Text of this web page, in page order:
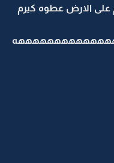
على الارض عطوه كيرم